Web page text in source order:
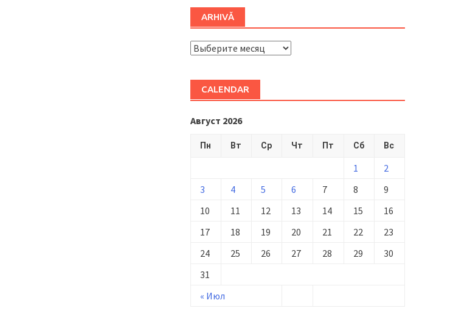
ARHIVĂ
ARHIVĂ
CALENDAR
Август 2026
Пн Вт Ср Чт Пт Сб Вс
« Июл
1
2
3
4 5 6 7 8
9
10
11 12 13 14 15
16
17
18 19 20 21 22
23
24
25 26 27 28 29
30
31